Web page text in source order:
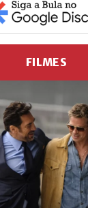
FILMES